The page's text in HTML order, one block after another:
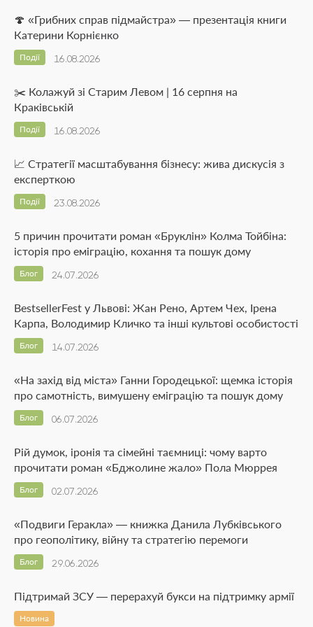
🍄 «Грибних справ підмайстра» — презентація книги
Катерини Корнієнко
16.08.2026
Події
✂️ Колажуй зі Старим Левом | 16 серпня на
Краківській
16.08.2026
Події
📈 Стратегії масштабування бізнесу: жива дискусія з
експерткою
23.08.2026
Події
5 причин прочитати роман «Бруклін» Колма Тойбіна:
історія про еміграцію, кохання та пошук дому
24.07.2026
Блог
BestsellerFest у Львові: Жан Рено, Артем Чех, Ірена
Карпа, Володимир Кличко та інші культові особистості
14.07.2026
Блог
«На захід від міста» Ганни Городецької: щемка історія
про самотність, вимушену еміграцію та пошук дому
06.07.2026
Блог
Рій думок, іронія та сімейні таємниці: чому варто
прочитати роман «Бджолине жало» Пола Мюррея
02.07.2026
Блог
«Подвиги Геракла» — книжка Данила Лубківського
про геополітику, війну та стратегію перемоги
29.06.2026
Блог
Підтримай ЗСУ — перерахуй букси на підтримку армії
Новина